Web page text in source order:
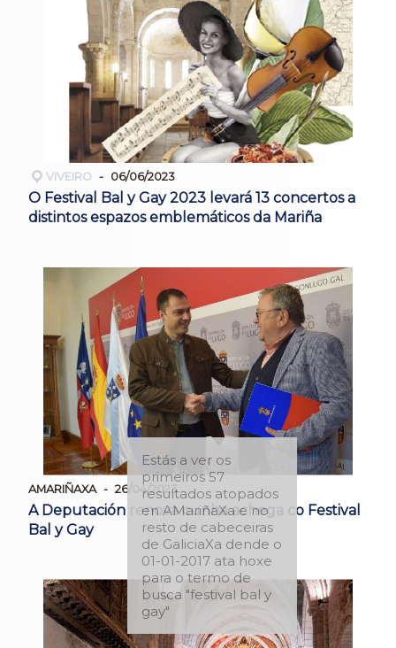
VIVEIRO 06/06/2023
O Festival Bal y Gay 2023 levará 13 concertos a
distintos espazos emblemáticos da Mariña
AMARIÑAXA 26/04/2023
A Deputación renova cunha achega co Festival
Bal y Gay
Estás a ver os
primeiros 57
resultados atopados
en AMariñaXa e no
resto de cabeceiras
de GaliciaXa dende o
01-01-2017 ata hoxe
para o termo de
busca "festival bal y
gay"